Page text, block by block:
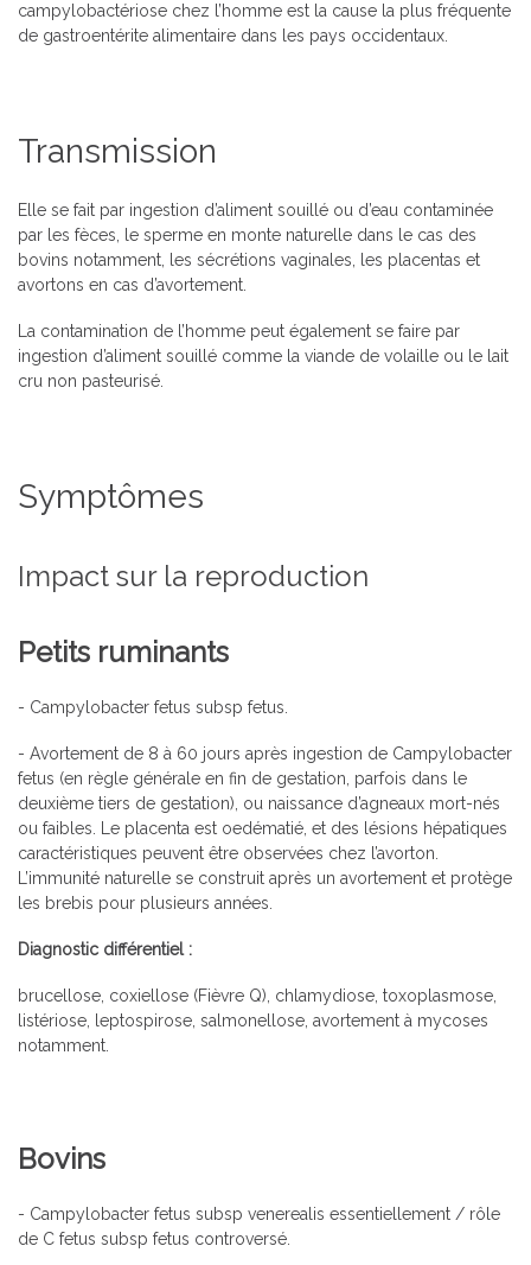
campylobactériose chez l’homme est la cause la plus fréquente
de gastroentérite alimentaire dans les pays occidentaux.
Transmission
Elle se fait par ingestion d’aliment souillé ou d’eau contaminée
par les fèces, le sperme en monte naturelle dans le cas des
bovins notamment, les sécrétions vaginales, les placentas et
avortons en cas d’avortement.
La contamination de l’homme peut également se faire par
ingestion d’aliment souillé comme la viande de volaille ou le lait
cru non pasteurisé.
Symptômes
Impact sur la reproduction
Petits ruminants
- Campylobacter fetus subsp fetus.
- Avortement de 8 à 60 jours après ingestion de Campylobacter
fetus (en règle générale en fin de gestation, parfois dans le
deuxième tiers de gestation), ou naissance d’agneaux mort-nés
ou faibles. Le placenta est oedématié, et des lésions hépatiques
caractéristiques peuvent être observées chez l’avorton.
L’immunité naturelle se construit après un avortement et protège
les brebis pour plusieurs années.
Diagnostic différentiel :
brucellose, coxiellose (Fièvre Q), chlamydiose, toxoplasmose,
listériose, leptospirose, salmonellose, avortement à mycoses
notamment.
Bovins
- Campylobacter fetus subsp venerealis essentiellement / rôle
de C fetus subsp fetus controversé.